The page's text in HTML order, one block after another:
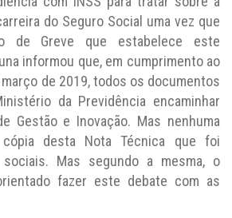
do Seguro Social uma vez que
de Greve que estabelece este
informou que, em cumprimento ao
de 2019, todos os documentos
da Previdência encaminhar
Gestão e Inovação. Mas nenhuma
desta Nota Técnica que foi
Mas segundo a mesma, o
fazer este debate com as